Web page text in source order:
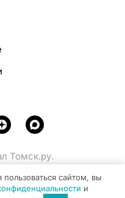
Томск.ру.
связи и массовых
сайтом, вы
и